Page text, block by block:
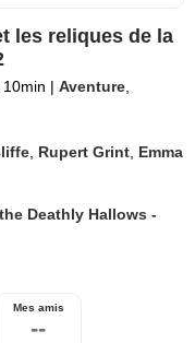
les reliques de la
10min | Aventure
Rupert Grint Emma
Deathly Hallows -
Mes amis
--